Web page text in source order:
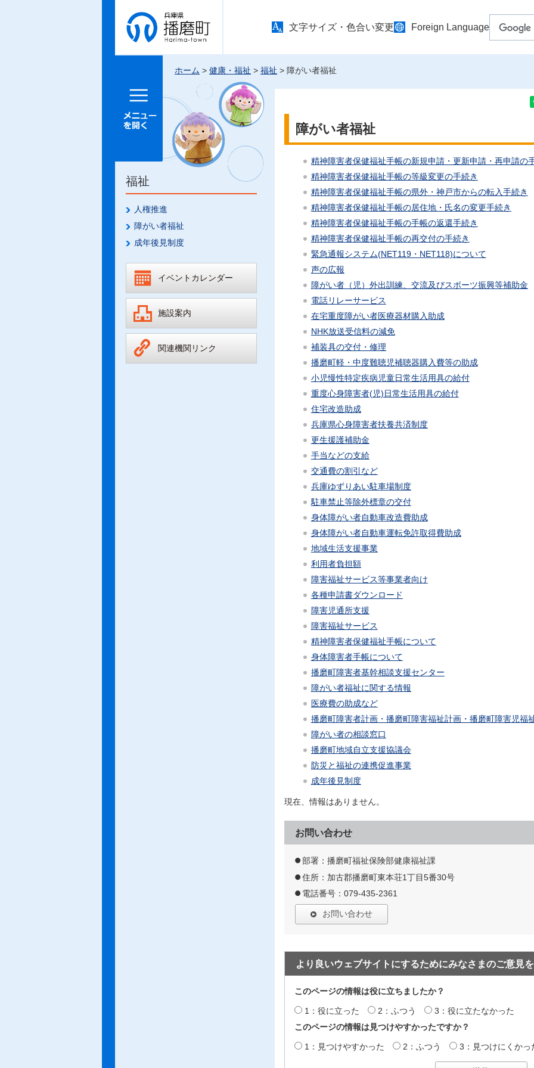
兵庫県 播
磨町
文字サイズ・色合い変更 Foreign Language
メニュー
ホーム > 健康・福祉 > 福祉 > 障がい者福祉
福祉
人権推進
障がい者福祉
成年後見制度
イベントカレンダー
施設案内
関連機関リンク
障がい者福祉
精神障害者保健福祉手帳の新規申請・更新申請・再申請の
精神障害者保健福祉手帳の等級変更の手続き
精神障害者保健福祉手帳の県外・神戸市からの転入手続き
精神障害者保健福祉手帳の居住地・氏名の変更手続き
精神障害者保健福祉手帳の手帳の返還手続き
精神障害者保健福祉手帳の再交付の手続き
緊急通報システム(NET119・NET118)について
声の広報
障がい者（児）外出訓練、交流及びスポーツ振興等補助金
電話リレーサービス
在宅重度障がい者医療器材購入助成
NHK放送受信料の減免
補装具の交付・修理
播磨町軽・中度難聴児補聴器購入費等の助成
小児慢性特定疾病児童日常生活用具の給付
重度心身障害者(児)日常生活用具の給付
住宅改造助成
兵庫県心身障害者扶養共済制度
更生援護補助金
手当などの支給
交通費の割引など
兵庫ゆずりあい駐車場制度
駐車禁止等除外標章の交付
身体障がい者自動車改造費助成
身体障がい者自動車運転免許取得費助成
地域生活支援事業
利用者負担額
障害福祉サービス等事業者向け
各種申請書ダウンロード
障害児通所支援
障害福祉サービス
精神障害者保健福祉手帳について
身体障害者手帳について
播磨町障害者基幹相談支援センター
障がい者福祉に関する情報
医療費の助成など
播磨町障害者計画・播磨町障害福祉計画・播磨町障害児福
障がい者の相談窓口
播磨町地域自立支援協議会
防災と福祉の連携促進事業
成年後見制度
現在、情報はありません。
お問い合わせ
部署：播磨町福祉保険部健康福祉課
住所：加古郡播磨町東本荘1丁目5番30号
電話番号：079-435-2361
お問い合わせ
より良いウェブサイトにするためにみなさまのご意見
このページの情報は役に立ちましたか？
1：役に立った 2：ふつう
3：役に立たなかった
このページの情報は見つけやすかったですか？
1：見つけやすかった 2：ふつう 3：見つけにくかっ